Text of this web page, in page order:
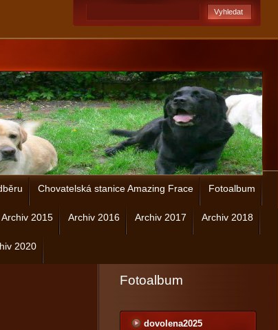
Chovatelská stanice Amazing Frace Fotoalbum
Archiv 2015 Archiv 2016 Archiv 2017 Archiv 2018
2020
Fotoalbum
dovolena2025